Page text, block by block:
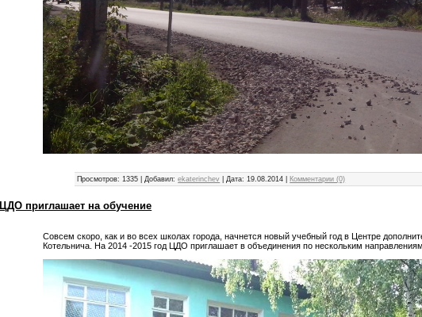
Просмотров: 1335 | Добавил:ekaterinchev | Дата: 19.08.2014 Комментарии (0)
ЦДО приглашает на обучение
Совсем скоро, как и во всех школах города, начнется новый учебный год в Центре
Котельнича. На 2014 -2015 год ЦДО приглашает в объединения по нескольким